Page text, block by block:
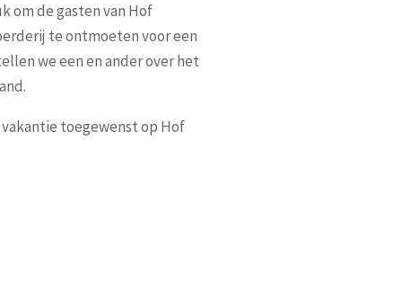
om de gasten van Hof
te ontmoeten voor een
we een en ander over het
toegewenst op Hof